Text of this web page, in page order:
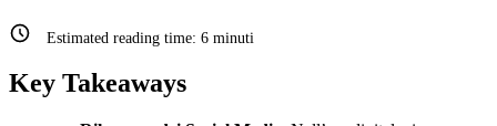
Estimated reading time: 6 minuti
Key Takeaways